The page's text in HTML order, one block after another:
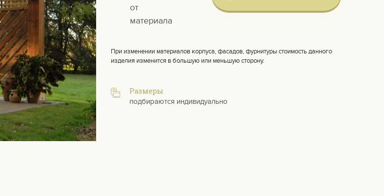
от
материала
При изменении материалов корпуса, фасадов, фурнитуры стоимость данного
изделия изменится в большую или меньшую сторону.
Размеры
подбираются индивидуально